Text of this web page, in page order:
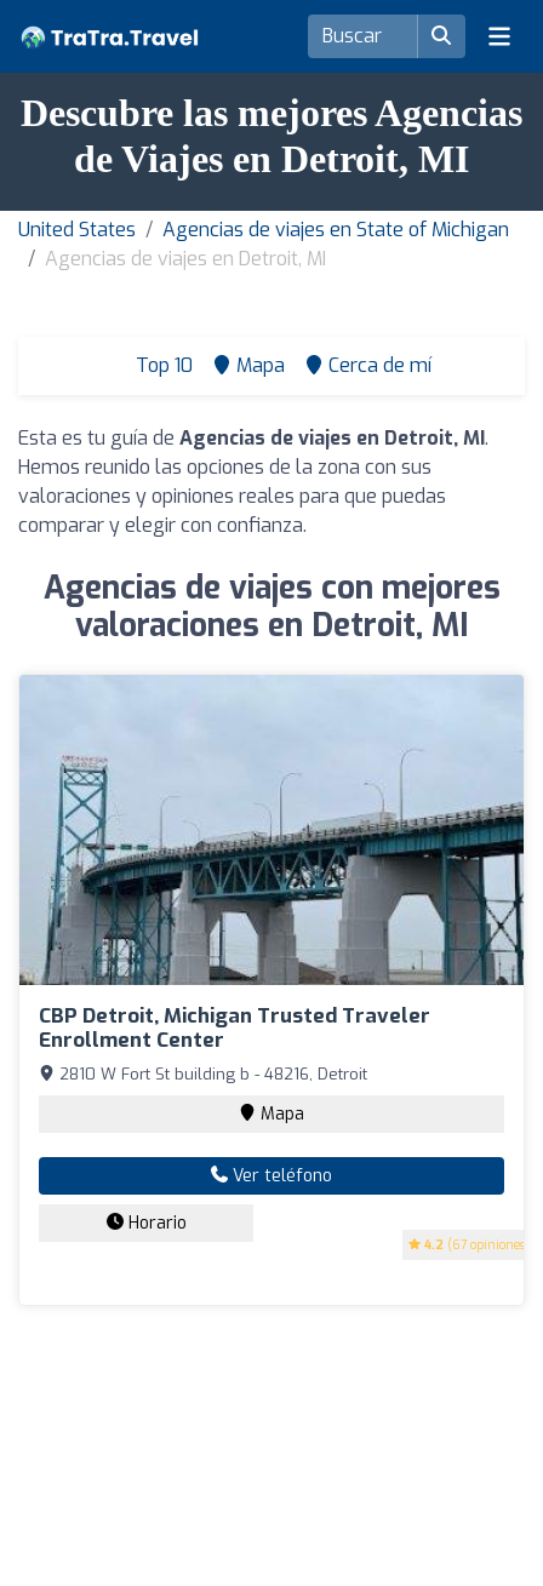
Descubre las mejores Agencias
de Viajes en Detroit, MI
United States
Agencias de viajes en State of Michigan
Agencias de viajes en Detroit, MI
Top 10 Mapa Cerca de mí
Esta es tu guía de Agencias de viajes en Detroit, MI.
Hemos reunido las opciones de la zona con sus
valoraciones y opiniones reales para que puedas
comparar y elegir con confianza.
Agencias de viajes con mejores
valoraciones en Detroit, MI
CBP Detroit, Michigan Trusted Traveler
Enrollment Center
4.2 (67 opiniones)
2810 W Fort St building b - 48216, Detroit
Mapa
Ver teléfono
Horario